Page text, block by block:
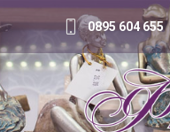
0895 604 655